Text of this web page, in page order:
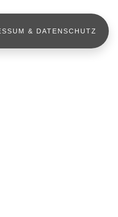
& DATENSCHUTZ